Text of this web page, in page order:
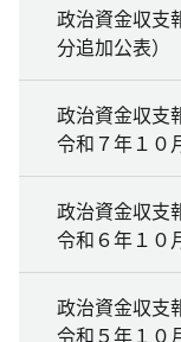
政治資金収支
分追加公表
政治資金収支
令和７年１０
政治資金収支
令和６年１０
政治資金収支
令和５年１０